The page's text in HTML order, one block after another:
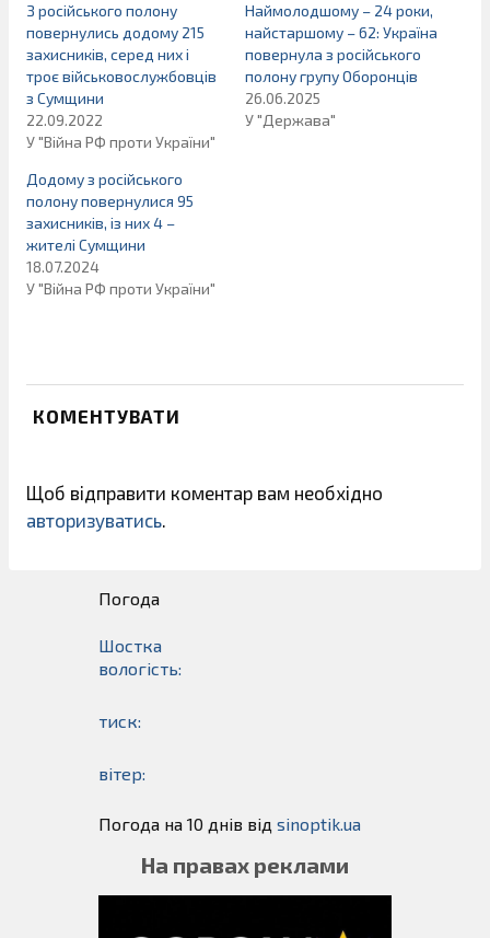
З російського полону
повернулись додому 215
захисників, серед них і
троє військовослужбовців
з Сумщини
22.09.2022
У "Війна РФ проти України"
Наймолодшому – 24 роки,
найстаршому – 62: Україна
повернула з російського
полону групу Оборонців
26.06.2025
У "Держава"
Додому з російського
полону повернулися 95
захисників, із них 4 –
жителі Сумщини
18.07.2024
У "Війна РФ проти України"
КОМЕНТУВАТИ
Щоб відправити коментар вам необхідно
авторизуватись.
Погода
Шостка
вологість:
тиск:
вітер:
Погода на 10 днів від sinoptik.ua
На правах реклами